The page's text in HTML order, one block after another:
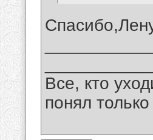
Все, кто
понял